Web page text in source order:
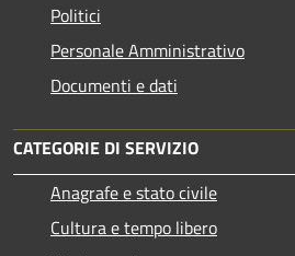
Politici
Personale Amministrativo
Documenti e dati
CATEGORIE DI SERVIZIO
Anagrafe e stato civile
Cultura e tempo libero